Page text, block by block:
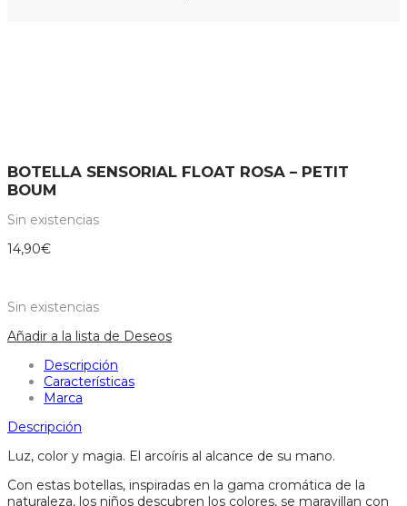
BOTELLA SENSORIAL FLOAT ROSA – PETIT
BOUM
Sin existencias
14,90€
Sin existencias
Añadir a la lista de Deseos
Descripción
Características
Marca
Descripción
Luz, color y magia. El arcoíris al alcance de su mano.
Con estas botellas, inspiradas en la gama cromática de la
naturaleza, los niños descubren los colores, se maravillan con